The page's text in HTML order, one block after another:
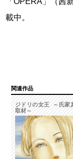
載中。
関連作品
ジドリの女王 ～氏家
取材～